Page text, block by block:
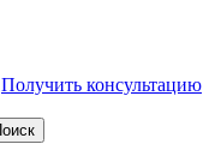
Получить консультацию